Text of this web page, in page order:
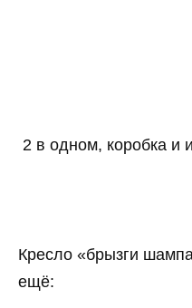
2 в одном, коробка и
Кресло «брызги
ещё: